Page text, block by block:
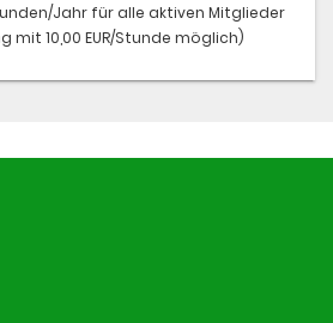
Jahr für alle aktiven Mitglieder
mit 10,00 EUR/Stunde möglich)